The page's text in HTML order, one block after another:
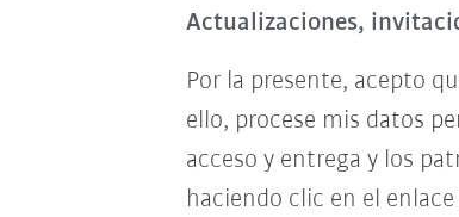
Actualizaciones,
Por la presente, acepto
ello, procese mis datos
acceso y entrega y los
haciendo clic en el